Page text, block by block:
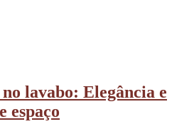
lavabo: Elegância e
espaço